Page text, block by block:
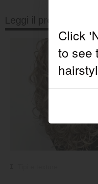
Leggi il prossimo